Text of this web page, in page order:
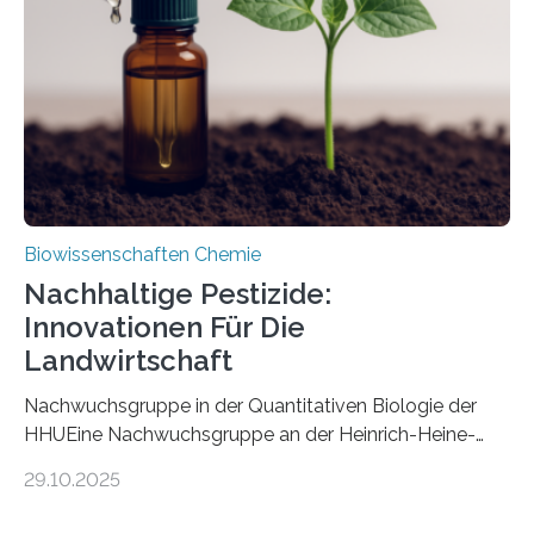
nun den Namen Cretosabethes primaevus. Dieser erste
fossile Nachweis einer Stechmückenlarve in Bernstein
stellt gleichzeitig den ersten Fossilfund einer
Mückenlarve aus dem Mesozoikum dar, denn…
Biowissenschaften Chemie
Nachhaltige Pestizide:
Innovationen Für Die
Landwirtschaft
Nachwuchsgruppe in der Quantitativen Biologie der
HHUEine Nachwuchsgruppe an der Heinrich-Heine-
fünf Jahren erforschen, wie Bakterien auf
29.10.2025